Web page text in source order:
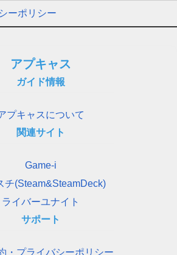
ーポリシー
アプキャス
ガイド情報
プキャスについて
関連サイト
Game-i
チ(Steam&SteamDeck)
ライバーユナイト
サポート
・プライバシーポリシー